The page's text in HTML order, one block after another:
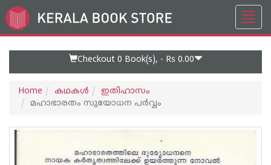
Go
to
Checkout 0 Book(s), - Rs 0.00
Home കഥകള്‍
ഇതിഹാസം
മഹാഭാരതം സുയോധന പര്‍വ്വം